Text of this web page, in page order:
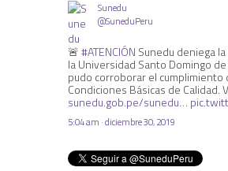
Sunedu
@SuneduPeru
🚨#ATENCIÓN Sunedu deniega
la Universidad Santo Domingo de
pudo corroborar el cumplimiento
Condiciones Básicas de Calidad.
sunedu.gob.pe/sunedu…
5:04 am · diciembre 30, 2019